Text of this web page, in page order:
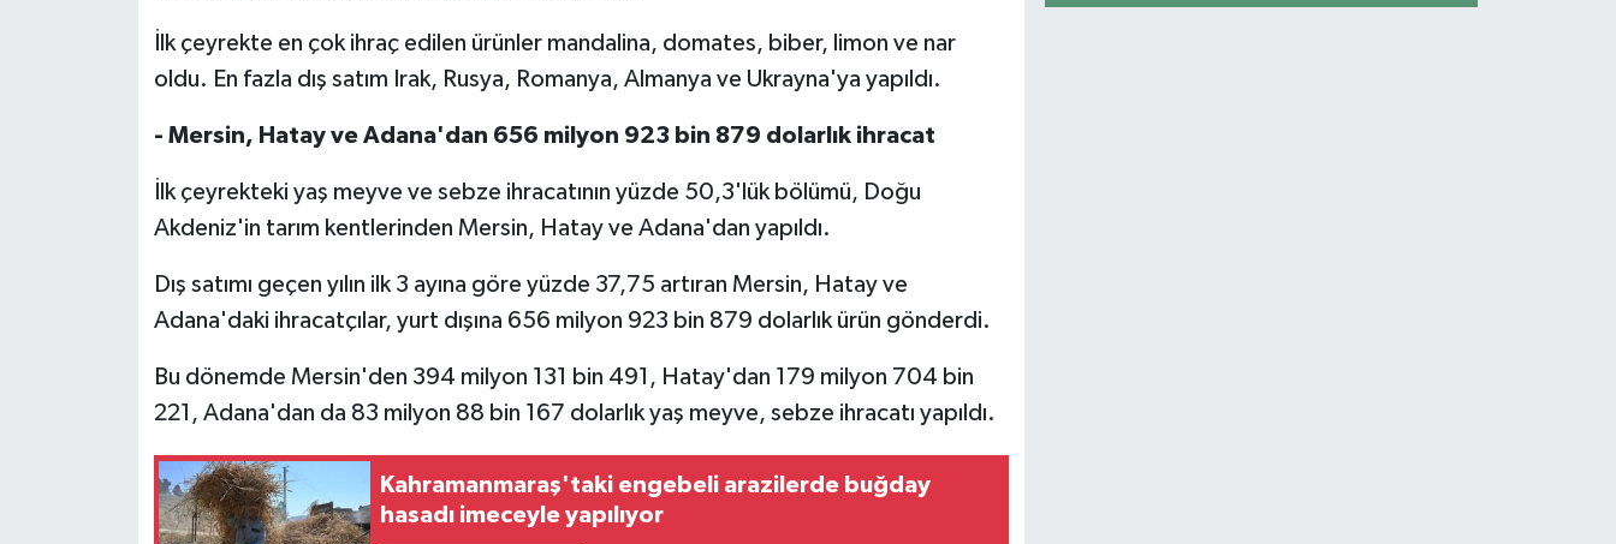
İlk çeyrekte en çok ihraç edilen ürünler mandalina, domates, biber, limon ve nar
oldu. En fazla dış satım Irak, Rusya, Romanya, Almanya ve Ukrayna'ya yapıldı.
- Mersin, Hatay ve Adana'dan 656 milyon 923 bin 879 dolarlık ihracat
İlk çeyrekteki yaş meyve ve sebze ihracatının yüzde 50,3'lük bölümü, Doğu
Akdeniz'in tarım kentlerinden Mersin, Hatay ve Adana'dan yapıldı.
Dış satımı geçen yılın ilk 3 ayına göre yüzde 37,75 artıran Mersin, Hatay ve
Adana'daki ihracatçılar, yurt dışına 656 milyon 923 bin 879 dolarlık ürün gönderdi.
Bu dönemde Mersin'den 394 milyon 131 bin 491, Hatay'dan 179 milyon 704 bin
221, Adana'dan da 83 milyon 88 bin 167 dolarlık yaş meyve, sebze ihracatı yapıldı.
Kahramanmaraş'taki engebeli arazilerde buğday
hasadı imeceyle yapılıyor